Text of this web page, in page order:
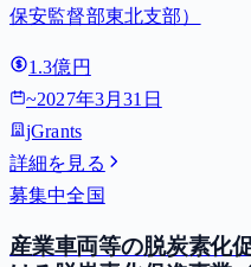
保安監督部東北支部）
1.3億円
~2027年3月31日
jGrants
詳細を見る
募集中全国
産業車両等の脱炭素化